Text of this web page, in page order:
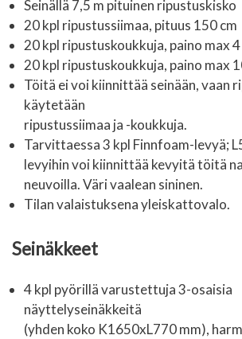
Seinällä 7,5 m pituinen ripustuskisko
20 kpl ripustussiimaa, pituus 150 cm
20 kpl ripustuskoukkuja, paino max
20 kpl ripustuskoukkuja, paino max
Töitä ei voi kiinnittää seinään, vaan
käytetään
ripustussiimaa ja -koukkuja.
Tarvittaessa 3 kpl Finnfoam-levyä;
levyihin voi kiinnittää kevyitä töitä
neuvoilla. Väri vaalean sininen.
Tilan valaistuksena yleiskattovalo.
Seinäkkeet
4 kpl pyörillä varustettuja 3-osaisia
näyttelyseinäkkeitä
(yhden koko K1650xL770 mm),